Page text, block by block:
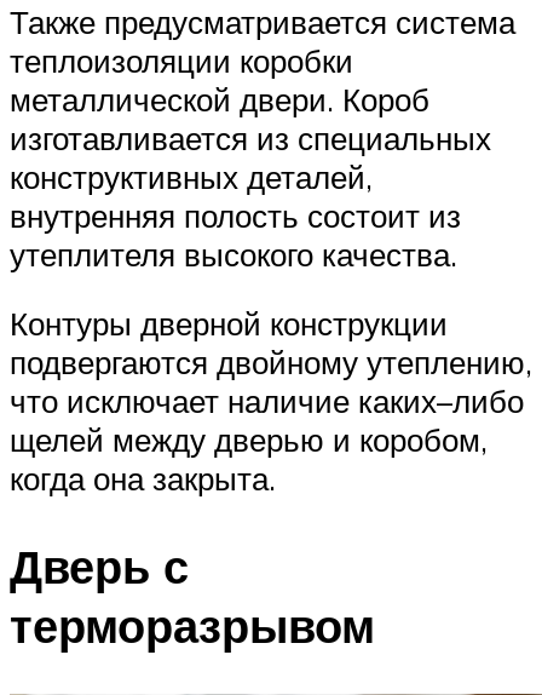
Также предусматривается система
теплоизоляции коробки
металлической двери. Короб
изготавливается из специальных
конструктивных деталей,
внутренняя полость состоит из
утеплителя высокого качества.
Контуры дверной конструкции
подвергаются двойному утеплению,
что исключает наличие каких–либо
щелей между дверью и коробом,
когда она закрыта.
Дверь с
терморазрывом